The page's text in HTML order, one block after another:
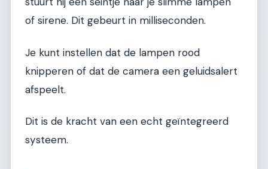
of sirene. Dit gebeurt in milliseconden.
Je kunt instellen dat de lampen rood
knipperen of dat de camera een geluidsalert
afspeelt.
Dit is de kracht van een echt geïntegreerd
systeem.